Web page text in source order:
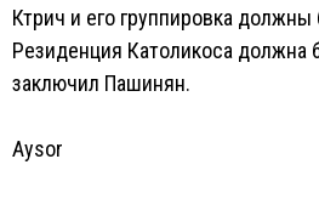
Ктрич и его группировка
Резиденция Католикоса
заключил Пашинян.
Aysor